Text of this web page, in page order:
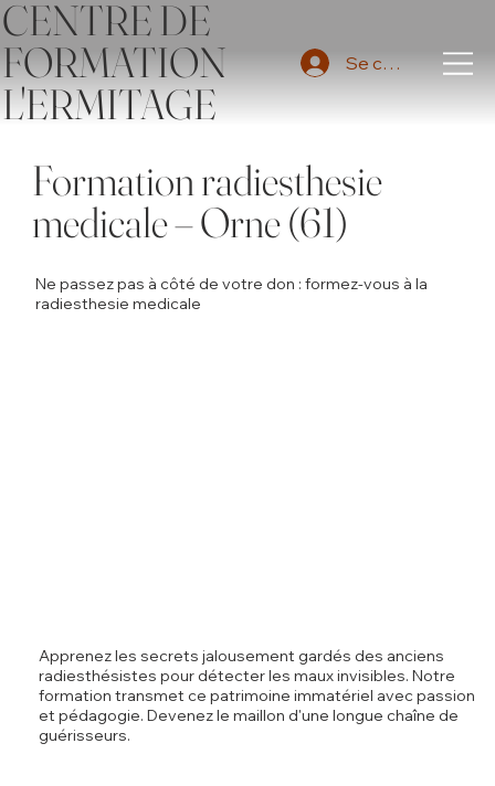
CENTRE DE
FORMATION
L'ERMITAGE
Se connecter
Formation radiesthesie
medicale – Orne (61)
Ne passez pas à côté de votre don : formez-vous à la
radiesthesie medicale
Apprenez les secrets jalousement gardés des anciens
radiesthésistes pour détecter les maux invisibles. Notre
formation transmet ce patrimoine immatériel avec passion
et pédagogie. Devenez le maillon d'une longue chaîne de
guérisseurs.